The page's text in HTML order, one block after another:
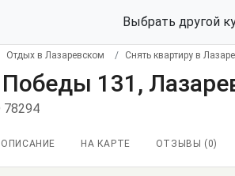
Выбрать другой
Отдых в Лазаревском Снять квартиру в
131,
78294
ОПИСАНИЕ НА КАРТЕ ОТЗЫВЫ ( 0)